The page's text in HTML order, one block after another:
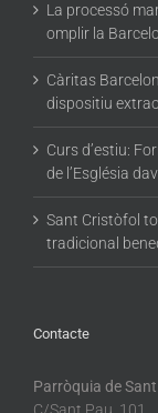
La processó
omplir la
Càritas
dispositiu
Curs d’estiu:
de l’Església
Sant Cristòfol
tradicional
Contacte
Parròquia de